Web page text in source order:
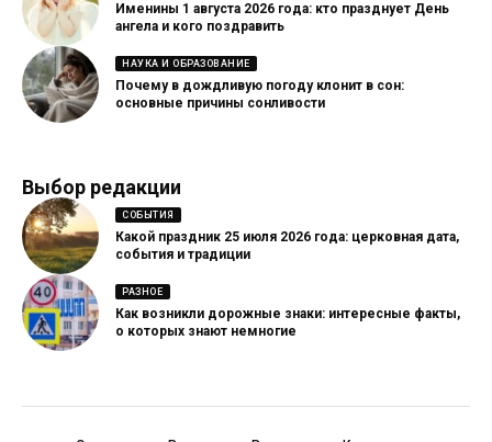
Именины 1 августа 2026 года: кто празднует День
ангела и кого поздравить
НАУКА И ОБРАЗОВАНИЕ
Почему в дождливую погоду клонит в сон:
основные причины сонливости
Выбор редакции
СОБЫТИЯ
Какой праздник 25 июля 2026 года: церковная дата,
события и традиции
РАЗНОЕ
Как возникли дорожные знаки: интересные факты,
о которых знают немногие